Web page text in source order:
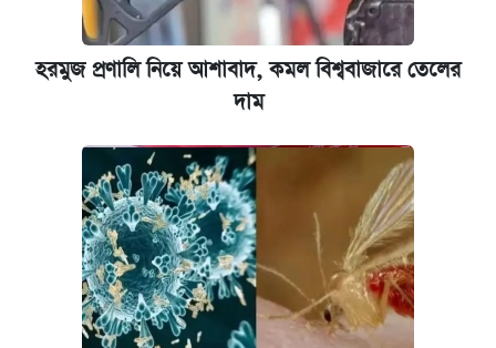
হরমুজ প্রণালি নিয়ে আশাবাদ, কমল বিশ্ববাজারে তেলের
দাম